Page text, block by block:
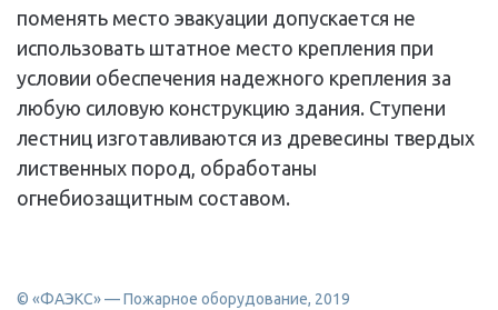
поменять место эвакуации допускается не
использовать штатное место крепления при
условии обеспечения надежного крепления за
любую силовую конструкцию здания. Ступени
лестниц изготавливаются из древесины твердых
лиственных пород, обработаны
огнебиозащитным составом.
© «ФАЭКС» — Пожарное оборудование, 2019